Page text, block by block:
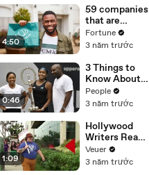
Misinformatio
n or
Disinformatio
n’ Amongst
All Social
Media
Platforms
4:50
59 companies
that are
changing the
world: From
Chobani
Fortune
3 năm trước
0:46
3 Things to
Know About
Coco Gauff's
Parents
People
3 năm trước
1:09
Hollywood
Writers Reach
‘Tentative
Agreement’
Veuer
3 năm trước